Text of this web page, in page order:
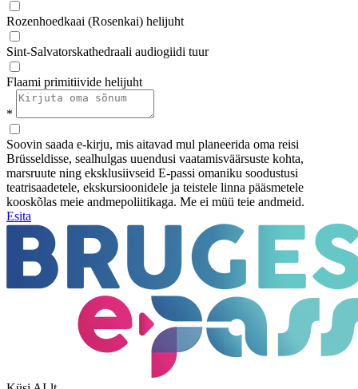
Rozenhoedkaai (Rosenkai) helijuht
Sint-Salvatorskathedraali audiogiidi tuur
Flaami primitiivide helijuht
*
Soovin saada e-kirju, mis aitavad mul planeerida oma reisi
Brüsseldisse, sealhulgas uuendusi vaatamisväärsuste kohta,
marsruute ning eksklusiivseid E-passi omaniku soodustusi
teatrisaadetele, ekskursioonidele ja teistele linna pääsmetele
kooskõlas meie andmepoliitikaga. Me ei müü teie andmeid.
Esita